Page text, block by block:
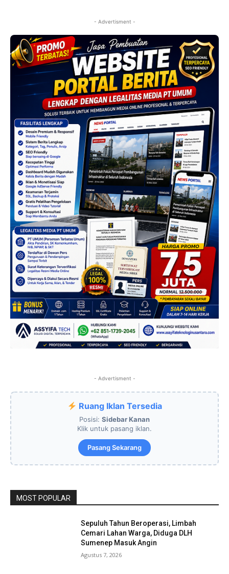
- Advertisment -
- Advertisment -
Ruang Iklan Tersedia
Posisi: Sidebar Kanan
Klik untuk pasang iklan.
Pasang Sekarang
MOST POPULAR
Sepuluh Tahun Beroperasi, Limbah
Cemari Lahan Warga, Diduga DLH
Sumenep Masuk Angin
Agustus 7, 2026